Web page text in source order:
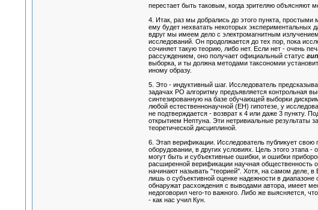
перестает быть таковым, когда зрителяю объясняют
4. Итак, раз мы добрались до этого пункта, простыми
ему будет нехватать некоторых экспериментальных
вдруг мы имеем дело с электромагнитным
исследований. Он продолжается до тех пор, пока
сочиняет такую теорию, либо нет. Если нет - очень
рассуждением, оно получает официальный статус
выборка, и ты должна методами таксономии
иному образу.
5. Это - индуктивный шаг. Исследователь
задачах РО алгоритму предъявляется контрольная
синтезированную на базе обучающей выборки
любой естественнонаучной (ЕН) гипотезе, у
не подтверждается - возврат к 4 или даже 3 пункту.
открытием Нептуна. Эти нетривиальные результаты
теоретической дисциплиной.
6. Этап верификации. Исследователь публикует свою
оборудовании, в других условиях. Цель этого этапа
могут быть и субъективные ошибки, и ошибки
расширенной верификации научная общественность
начинают называть "теорией". Хотя, на самом деле,
лишь о субъективной оценке надежности в
обнаружат расхождения с выводами автора, имеет
недоговорил чего-то важного. Либо же выясняется,
- как нас учил Кун.